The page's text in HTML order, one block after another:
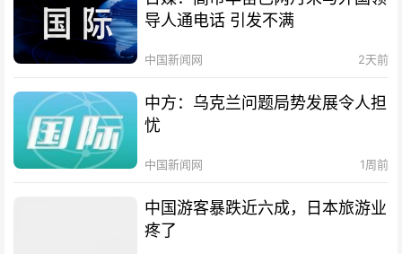
导人通电话 引发不满
中国新闻网 2天前
中方：乌克兰问题局势发展令人担
忧
中国新闻网 1周前
中国游客暴跌近六成，日本旅游业
疼了